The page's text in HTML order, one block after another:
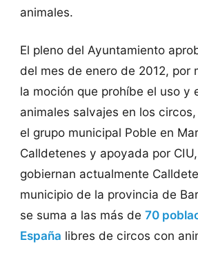
animales.
El pleno del Ayuntamiento
del mes de enero de 2012, por
la moción que prohíbe el uso y
animales salvajes en los
el grupo municipal Poble en
Calldetenes y apoyada por
gobiernan actualmente
municipio de la provincia de
se suma a las más de 70
España libres de circos con